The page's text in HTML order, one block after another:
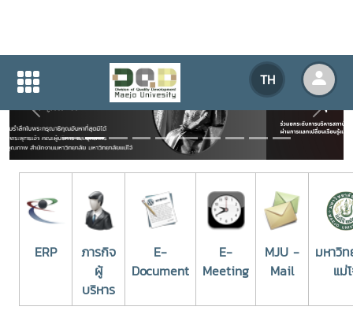
TH
Previous
Next
ERP
ภารกิจ
ผู้
บริหาร
E-
Document
E-
Meeting
MJU -
Mail
มหาวิ
แม่